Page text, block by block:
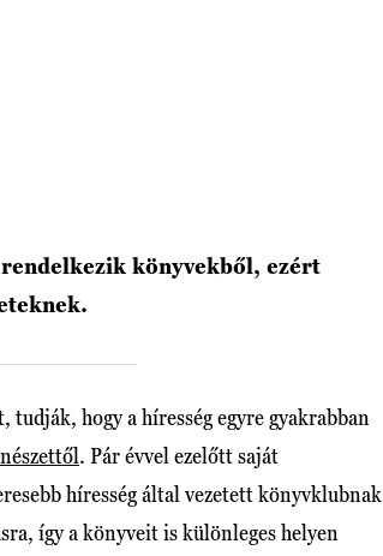
könyvekből, ezért
tudják, hogy a híresség egyre gyakrabban
. Pár évvel ezelőtt saját
híresség által vezetett könyvklubnak
így a könyveit is különleges helyen